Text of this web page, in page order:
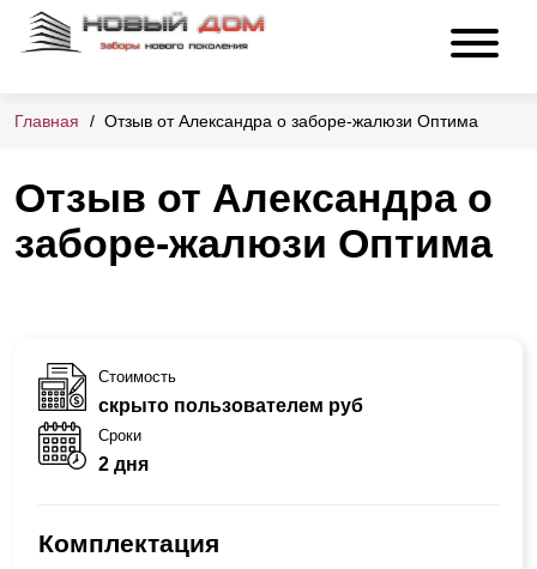
Главная Отзыв от Александра о заборе-жалюзи Оптима
Отзыв от Александра о
заборе-жалюзи Оптима
Стоимость
скрыто пользователем руб
Сроки
2 дня
Комплектация